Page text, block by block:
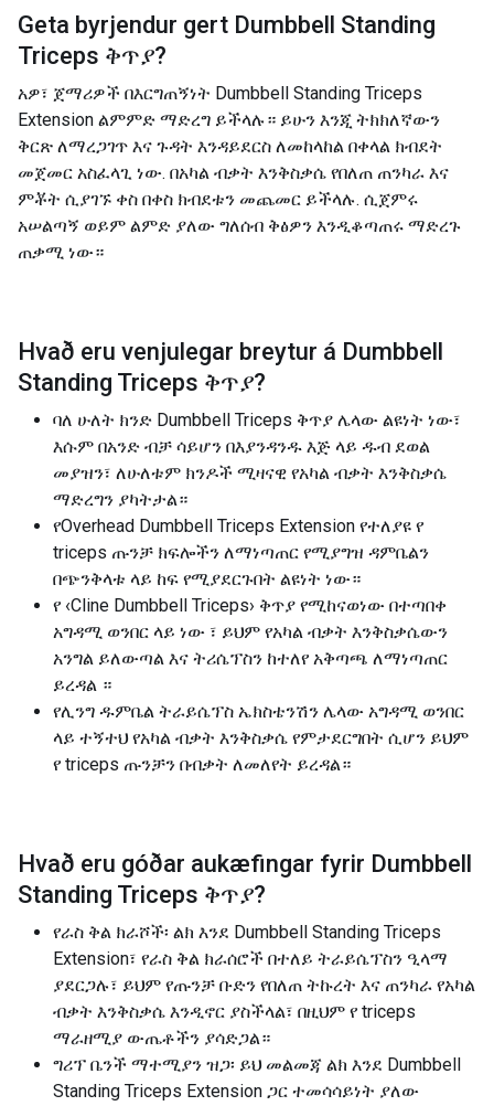
Geta byrjendur gert Dumbbell Standing
Triceps ቅጥያ?
አዎ፣ ጀማሪዎች በእርግጠኝነት Dumbbell Standing Triceps
Extension ልምምድ ማድረግ ይችላሉ። ይሁን እንጂ ትክክለኛውን
ቅርጽ ለማረጋገጥ እና ጉዳት እንዳይደርስ ለመከላከል በቀላል ክብደት
መጀመር አስፈላጊ ነው. በአካል ብቃት እንቅስቃሴ የበለጠ ጠንካራ እና
ምቾት ሲያገኙ ቀስ በቀስ ክብደቱን መጨመር ይችላሉ. ሲጀምሩ
አሠልጣኝ ወይም ልምድ ያለው ግለሰብ ቅፅዎን እንዲቆጣጠሩ ማድረጉ
ጠቃሚ ነው።
Hvað eru venjulegar breytur á Dumbbell
Standing Triceps ቅጥያ?
ባለ ሁለት ክንድ Dumbbell Triceps ቅጥያ ሌላው ልዩነት ነው፣
እሱም በአንድ ብቻ ሳይሆን በእያንዳንዱ እጅ ላይ ዱብ ደወል
መያዝን፣ ለሁለቱም ክንዶች ሚዛናዊ የአካል ብቃት እንቅስቃሴ
ማድረግን ያካትታል።
የOverhead Dumbbell Triceps Extension የተለያዩ የ
triceps ጡንቻ ክፍሎችን ለማነጣጠር የሚያግዝ ዳምቤልን
በጭንቅላቱ ላይ ከፍ የሚያደርጉበት ልዩነት ነው።
የ ‹Cline Dumbbell Triceps› ቅጥያ የሚከናወነው በተጣበቀ
አግዳሚ ወንበር ላይ ነው ፣ ይህም የአካል ብቃት እንቅስቃሴውን
አንግል ይለውጣል እና ትሪሴፕስን ከተለየ አቅጣጫ ለማነጣጠር
ይረዳል ።
የሊንግ ዱምቤል ትራይሴፕስ ኤክስቴንሽን ሌላው አግዳሚ ወንበር
ላይ ተኝተህ የአካል ብቃት እንቅስቃሴ የምታደርግበት ሲሆን ይህም
የ triceps ጡንቻን በብቃት ለመለየት ይረዳል።
Hvað eru góðar aukæfingar fyrir Dumbbell
Standing Triceps ቅጥያ?
የራስ ቅል ክራሾች፡ ልክ እንደ Dumbbell Standing Triceps
Extension፣ የራስ ቅል ክራሰሮች በተለይ ትራይሴፕስን ዒላማ
ያደርጋሉ፣ ይህም የጡንቻ ቡድን የበለጠ ትኩረት እና ጠንካራ የአካል
ብቃት እንቅስቃሴ እንዲኖር ያስችላል፣ በዚህም የ triceps
ማራዘሚያ ውጤቶችን ያሳድጋል።
ግሪፕ ቤንች ማተሚያን ዝጋ፡ ይህ መልመጃ ልክ እንደ Dumbbell
Standing Triceps Extension ጋር ተመሳሳይነት ያለው